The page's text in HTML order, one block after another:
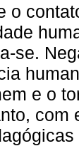
o
se.
e o
com